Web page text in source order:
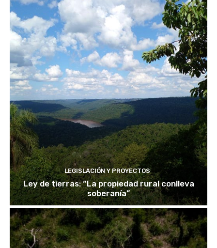
LEGISLACIÓN Y PROYECTOS
Ley de tierras: “La propiedad rural conlleva
soberanía”